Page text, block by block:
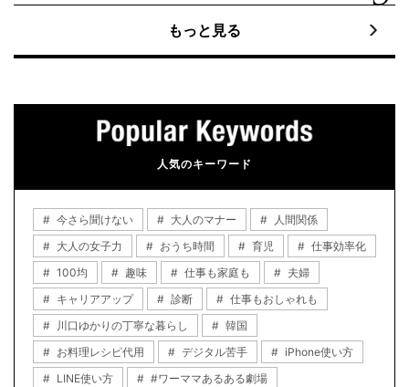
もっと見る
人気のキーワード
今さら聞けない 大人のマナー
人間関係
大人の女子力
おうち時間 育児
仕事効率化
100均
趣味 仕事も家庭も
夫婦
キャリアアップ
診断
仕事もおしゃれも
川口ゆかりの丁寧な暮らし
韓国
お料理レシピ代用
デジタル苦手
iPhone使い方
LINE使い方
#ワーママあるある劇場